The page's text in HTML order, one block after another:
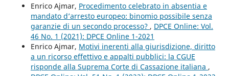
Enrico Ajmar, Procedimento celebrato in absentia e
mandato d’arresto europeo: binomio possibile senza
garanzie di un secondo processo? , DPCE Online: Vol.
46 No. 1 (2021): DPCE Online 1-2021
Enrico Ajmar, Motivi inerenti alla giurisdizione, diritto
a un ricorso effettivo e appalti pubblici: la CGUE
risponde alla Suprema Corte di Cassazione italiana ,